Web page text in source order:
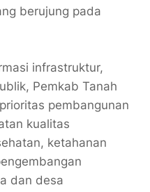
berujung pada
infrastruktur,
Pemkab Tanah
pembangunan
kualitas
ketahanan
dan desa